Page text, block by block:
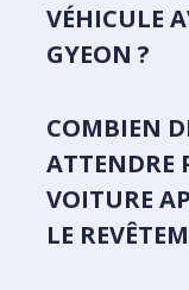
VÉHICULE
GYEON ?
COMBIEN
ATTENDRE
VOITURE
LE